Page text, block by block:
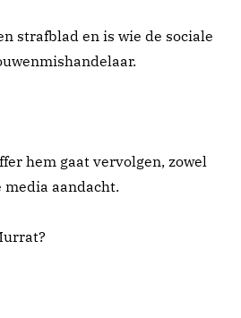
strafblad en is wie de sociale
hem gaat vervolgen, zowel
aandacht.